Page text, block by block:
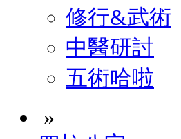
修行&武術
中醫研討
五術哈啦
»